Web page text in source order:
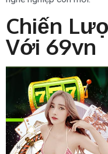
Chiến
Với 69vn